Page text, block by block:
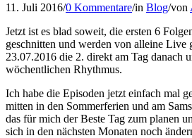
11. Juli 2016/0 Kommentare/in Blog/von
Jetzt ist es blad soweit, die ersten 6
geschnitten und werden von alleine Live
23.07.2016 die 2. direkt am Tag danach
wöchentlichen Rhythmus.
Ich habe die Episoden jetzt einfach mal
mitten in den Sommerferien und am
das für mich der Beste Tag zum planen
sich in den nächsten Monaten noch